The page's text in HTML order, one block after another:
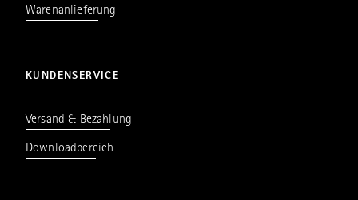
Warenanlieferung
KUNDENSERVICE
Versand & Bezahlung
Downloadbereich